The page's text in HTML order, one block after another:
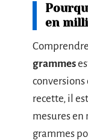
en
grammes
conversions
recette, il
mesures
grammes